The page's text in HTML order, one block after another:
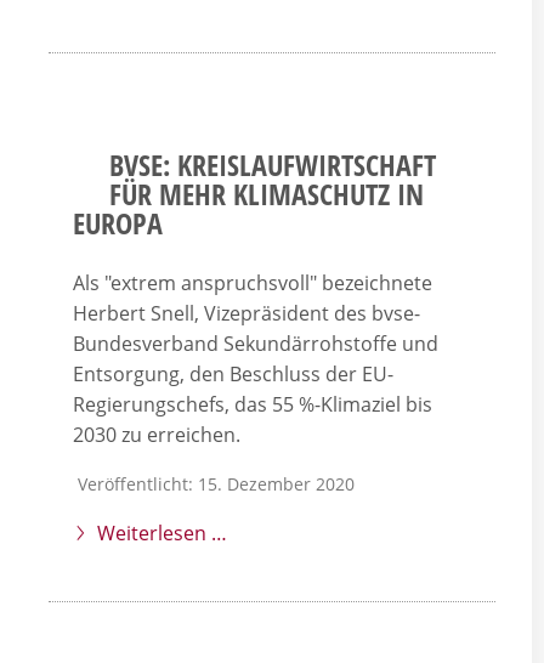
BVSE: KREISLAUFWIRTSCHAFT
FÜR MEHR KLIMASCHUTZ IN
EUROPA
Als "extrem anspruchsvoll" bezeichnete
Herbert Snell, Vizepräsident des bvse-
Bundesverband Sekundärrohstoffe und
Entsorgung, den Beschluss der EU-
Regierungschefs, das 55 %-Klimaziel bis
2030 zu erreichen.
Veröffentlicht: 15. Dezember 2020
Weiterlesen …